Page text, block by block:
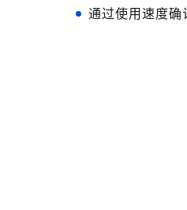
通过使用速度确